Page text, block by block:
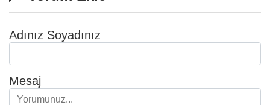
Adınız Soyadınız
Mesaj